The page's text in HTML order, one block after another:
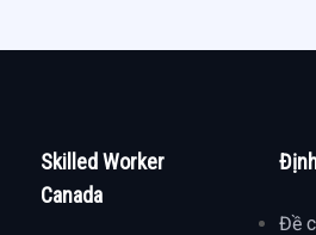
Skilled Worker
Canada
Đề